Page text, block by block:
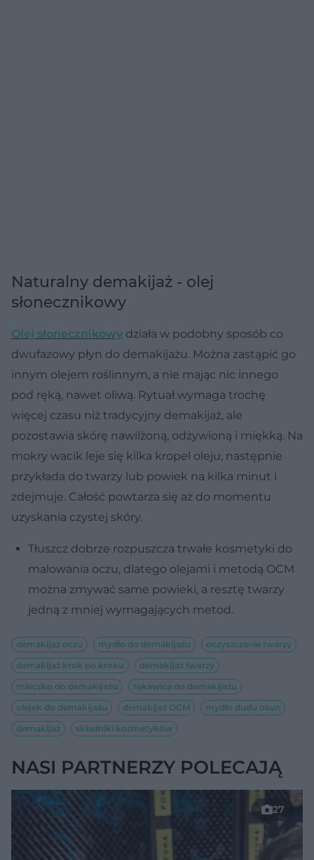
Naturalny demakijaż - olej
słonecznikowy
Olej słonecznikowy działa w podobny sposób co
dwufazowy płyn do demakijażu. Można zastąpić go
innym olejem roślinnym, a nie mając nic innego
pod ręką, nawet oliwą. Rytuał wymaga trochę
więcej czasu niż tradycyjny demakijaż, ale
pozostawia skórę nawilżoną, odżywioną i miękką. Na
mokry wacik leje się kilka kropel oleju, następnie
przykłada do twarzy lub powiek na kilka minut i
zdejmuje. Całość powtarza się aż do momentu
uzyskania czystej skóry.
Tłuszcz dobrze rozpuszcza trwałe kosmetyki do
malowania oczu, dlatego olejami i metodą OCM
można zmywać same powieki, a resztę twarzy
jedną z mniej wymagających metod.
demakijaż oczu mydło do demakijażu
oczyszczanie twarzy
demakijaż krok po kroku
demakijaż twarzy
mleczko do demakijażu
rękawica do demakijażu
olejek do demakijażu
demakijaż OCM
mydło dudu osun
demakijaż
składniki kosmetyków
NASI PARTNERZY POLECAJĄ
27